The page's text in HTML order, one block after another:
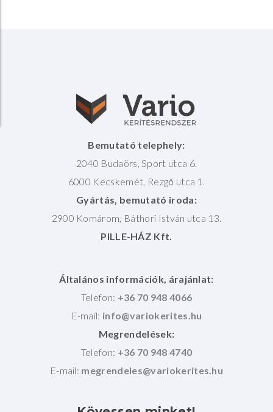
Bemutató telephely:
2040 Budaörs, Sport utca 6.
6000 Kecskemét, Rezgő utca 1.
Gyártás, bemutató iroda:
2900 Komárom, Báthori István utca 13.
PILLE-HÁZ Kft.
Általános információk, árajánlat:
Telefon: +36 70 948 4066
E-mail:
Megrendelések:
Telefon: +36 70 948 4740
E-mail: